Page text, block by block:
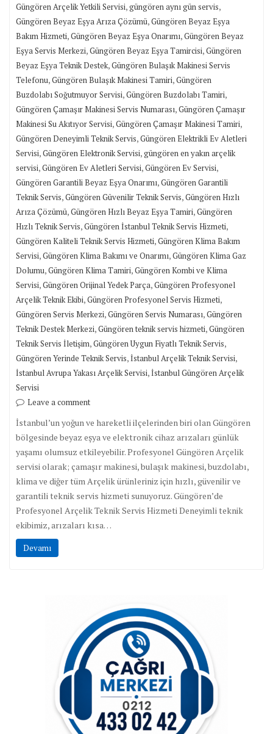
Güngören Arçelik Yetkili Servisi,güngören aynı gün servis,
Güngören Beyaz Eşya Arıza Çözümü,Güngören Beyaz Eşya
Bakım Hizmeti,Güngören Beyaz Eşya Onarımı,Güngören Beyaz
Eşya Servis Merkezi,Güngören Beyaz Eşya Tamircisi,Güngören
Beyaz Eşya Teknik Destek,Güngören Bulaşık Makinesi Servis
Telefonu,Güngören Bulaşık Makinesi Tamiri,Güngören
Buzdolabı Soğutmuyor Servisi,Güngören Buzdolabı Tamiri,
Güngören Çamaşır Makinesi Servis Numarası,Güngören Çamaşır
Makinesi Su Akıtıyor Servisi,Güngören Çamaşır Makinesi Tamiri,
Güngören Deneyimli Teknik Servis,Güngören Elektrikli Ev Aletleri
Servisi,Güngören Elektronik Servisi,güngören en yakın arçelik
servisi,Güngören Ev Aletleri Servisi,Güngören Ev Servisi,
Güngören Garantili Beyaz Eşya Onarımı,Güngören Garantili
Teknik Servis,Güngören Güvenilir Teknik Servis,Güngören Hızlı
Arıza Çözümü,Güngören Hızlı Beyaz Eşya Tamiri,Güngören
Hızlı Teknik Servis,Güngören İstanbul Teknik Servis Hizmeti,
Güngören Kaliteli Teknik Servis Hizmeti,Güngören Klima Bakım
Servisi,Güngören Klima Bakımı ve Onarımı,Güngören Klima Gaz
Dolumu,Güngören Klima Tamiri,Güngören Kombi ve Klima
Servisi,Güngören Orijinal Yedek Parça,Güngören Profesyonel
Arçelik Teknik Ekibi,Güngören Profesyonel Servis Hizmeti,
Güngören Servis Merkezi,Güngören Servis Numarası,Güngören
Teknik Destek Merkezi,Güngören teknik servis hizmeti,Güngören
Teknik Servis İletişim,Güngören Uygun Fiyatlı Teknik Servis,
Güngören Yerinde Teknik Servis,İstanbul Arçelik Teknik Servisi,
İstanbul Avrupa Yakası Arçelik Servisi,İstanbul Güngören Arçelik
Servisi
Leave a comment
İstanbul’un yoğun ve hareketli ilçelerinden biri olan Güngören
bölgesinde beyaz eşya ve elektronik cihaz arızaları günlük
yaşamı olumsuz etkileyebilir. Profesyonel Güngören Arçelik
servisi olarak; çamaşır makinesi, bulaşık makinesi, buzdolabı,
klima ve diğer tüm Arçelik ürünleriniz için hızlı, güvenilir ve
garantili teknik servis hizmeti sunuyoruz. Güngören’de
Profesyonel Arçelik Teknik Servis Hizmeti Deneyimli teknik
ekibimiz, arızaları kısa…
Devamı